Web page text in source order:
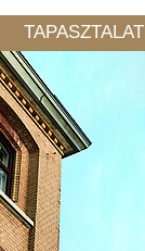
TAPASZTALAT